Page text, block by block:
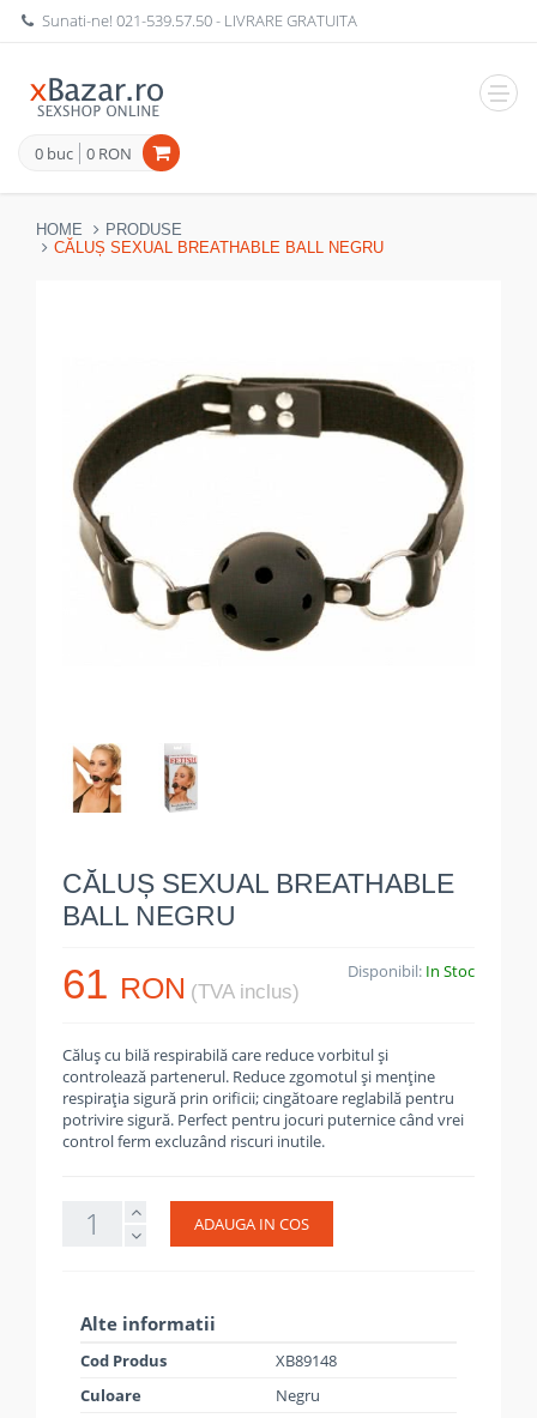
Sunati-ne!021-539.57.50- LIVRARE GRATUITA
0 buc 0 RON
HOME
PRODUSE
CĂLUȘ SEXUAL BREATHABLE BALL NEGRU
CĂLUȘ SEXUAL BREATHABLE
BALL NEGRU
61 RON (TVA inclus)
Disponibil: In Stoc
Căluș cu bilă respirabilă care reduce vorbitul și
controlează partenerul. Reduce zgomotul și menține
respirația sigură prin orificii; cingătoare reglabilă pentru
potrivire sigură. Perfect pentru jocuri puternice când vrei
control ferm excluzând riscuri inutile.
ADAUGA IN COS
Alte informatii
Cod Produs
XB89148
Culoare
Negru